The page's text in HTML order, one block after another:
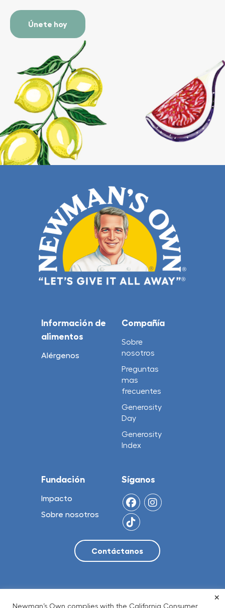
electrónico
(Required)
Información de
alimentos
Alérgenos
Compañía
Sobre
nosotros
Preguntas
mas
frecuentes
Generosity
Day
Generosity
Index
Fundación
Impacto
Sobre nosotros
Síganos
Newman’s Own complies with the California Consumer
×